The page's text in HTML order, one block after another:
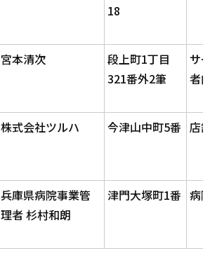
18
宮本清次
段上町1丁目
321番外2筆
サ
者
株式会社ツルハ 今津山中町5番 店
兵庫県病院事業管
理者 杉村和朗
津門大塚町1番 病